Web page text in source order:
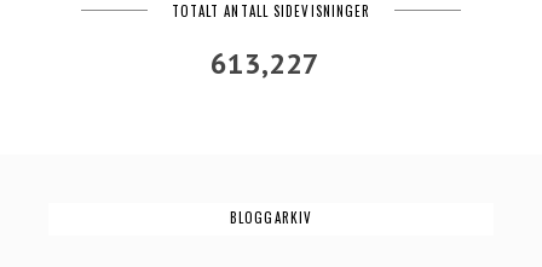
TOTALT ANTALL SIDEVISNINGER
613,227
BLOGGARKIV